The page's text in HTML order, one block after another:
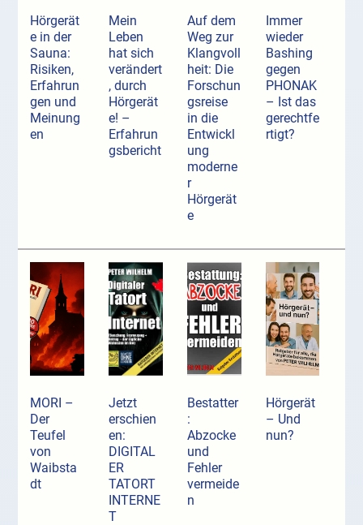
Hörgerät
e in der
Sauna:
Risiken,
Erfahrun
gen und
Meinung
en
Mein
Leben
hat sich
verändert
, durch
Hörgerät
e! –
Erfahrun
gsbericht
Auf dem
Weg zur
Klangvoll
heit: Die
Forschun
gsreise
in die
Entwickl
ung
moderne
r
Hörgerät
e
Immer
wieder
Bashing
gegen
PHONAK
– Ist das
gerechtfe
rtigt?
MORI –
Der
Teufel
von
Waibsta
dt
Jetzt
erschien
en:
DIGITAL
ER
TATORT
INTERNE
T
Bestatter
:
Abzocke
und
Fehler
vermeide
n
Hörgerät
– Und
nun?